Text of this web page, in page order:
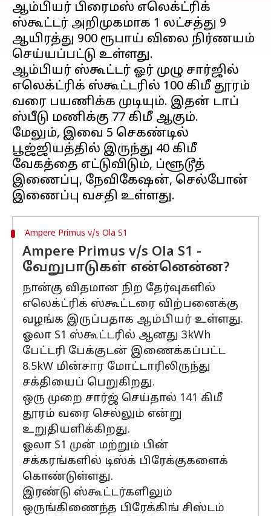
ஆம்பியர் பிரைமஸ் எலெக்ட்ரிக்
ஸ்கூட்டர் அறிமுகமாக 1 லட்சத்து 9
ஆயிரத்து 900 ரூபாய் விலை நிர்ணயம்
செய்யப்பட்டு உள்ளது.
ஆம்பியர் ஸ்கூட்டர் ஓர் முழு சார்ஜில்
எலெக்ட்ரிக் ஸ்கூட்டரில் 100 கிமீ தூரம்
வரை பயணிக்க முடியும். இதன் டாப்
ஸ்பீடு மணிக்கு 77 கிமீ ஆகும்.
மேலும், இவை 5 செகண்டில்
பூஜ்ஜியத்தில் இருந்து 40 கிமீ
வேகத்தை எட்டுவிடும், ப்ளூடூத்
இணைப்பு, நேவிகேஷன், செல்போன்
Ampere Primus v/s Ola S1
Ampere Primus v/s Ola S1 -
வேறுபாடுகள் என்னென்ன?
நான்கு விதமான நிற தேர்வுகளில்
எலெக்ட்ரிக் ஸ்கூட்டரை விற்பனைக்கு
வழங்க இருப்பதாக ஆம்பியர் உள்ளது.
ஓலா S1 ஸ்கூட்டரில் ஆனது 3kWh
பேட்டரி பேக்குடன் இணைக்கப்பட்ட
8.5kW மின்சார மோட்டாரிலிருந்து
சக்தியைப் பெறுகிறது.
ஒரு முறை சார்ஜ் செய்தால் 141 கிமீ
தூரம் வரை செல்லும் என்று
உறுதியளிக்கிறது.
ஓலா S1 முன் மற்றும் பின்
சக்கரங்களில் டிஸ்க் பிரேக்குகளைக்
கொண்டுள்ளது.
இரண்டு ஸ்கூட்டர்களிலும்
ஒருங்கிணைந்த பிரேக்கிங் சிஸ்டம்